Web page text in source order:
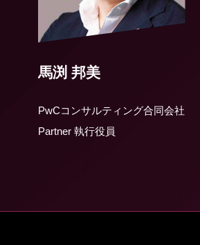
馬渕 邦美
PwCコンサルティング合同会社
Partner 執行役員